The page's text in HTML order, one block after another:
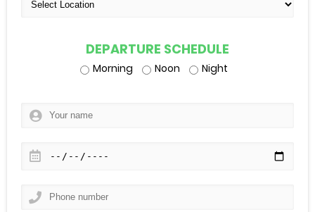
DEPARTURE SCHEDULE
Morning Noon Night